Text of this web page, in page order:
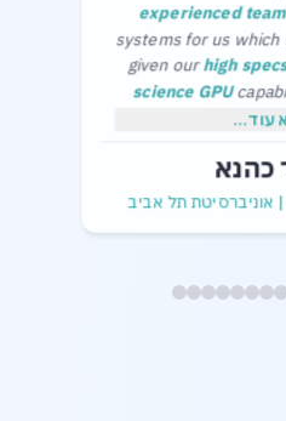
experienced team
systems for us
given ourhigh
science GPU
cool in the office)
without any
Thanks
עוד...
כהנא
| אוניברסיטת תל אביב